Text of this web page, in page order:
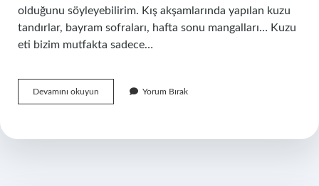
olduğunu söyleyebilirim. Kış akşamlarında yapılan kuzu
tandırlar, bayram sofraları, hafta sonu mangalları… Kuzu
eti bizim mutfakta sadece…
Devamını okuyun
eti
olur
Yorum Bırak